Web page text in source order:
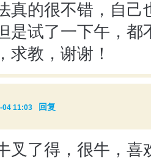
真的很不错，自己
是试了一下午，都
求教，谢谢！
04 11:03 回复
叉了得，很牛，喜